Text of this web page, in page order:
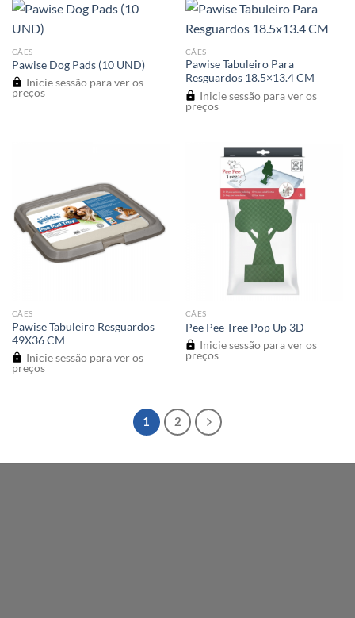
CÃES
Pawise Dog Pads (10 UND)
Inicie sessão para ver os
preços
CÃES
Pawise Tabuleiro Para
Resguardos 18.5×13.4 CM
Inicie sessão para ver os
preços
CÃES
Pawise Tabuleiro Resguardos
49X36 CM
Inicie sessão para ver os
preços
CÃES
Pee Pee Tree Pop Up 3D
Inicie sessão para ver os
preços
1 2